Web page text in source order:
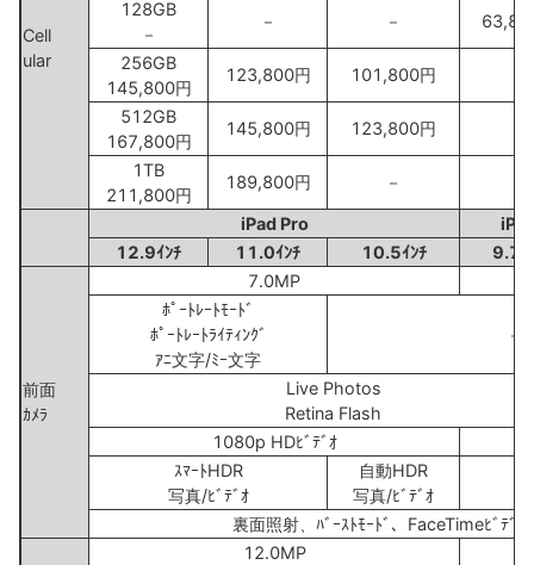
Cell
ular
128GB
－
－ －
256GB
145,800円
123,800円 101,800円
512GB
167,800円
145,800円 123,800円
1TB
211,800円
189,800円 －
iPad Pro
12.9ｲﾝﾁ
11.0ｲﾝﾁ 10.5ｲﾝﾁ 9.7ｲ
前面
ｶﾒﾗ
7.0MP
ﾎﾟｰﾄﾚｰﾄﾓｰﾄﾞ
ﾎﾟｰﾄﾚｰﾄﾗｲﾃｨﾝｸﾞ
ｱﾆ文字/ﾐｰ文字
－
Live Photos
Retina Flash
1080p HDﾋﾞﾃﾞｵ
ｽﾏｰﾄHDR
写真/ﾋﾞﾃﾞｵ
自動HDR
写真/ﾋﾞﾃﾞｵ
裏面照射、ﾊﾞｰｽﾄﾓｰﾄﾞ、FaceTimeﾋﾞﾃﾞｵ
12.0MP